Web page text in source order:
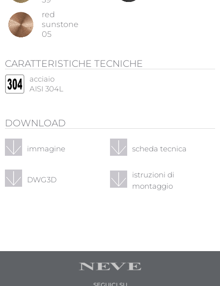
red
sunstone
05
CARATTERISTICHE TECNICHE
acciaio
AISI 304L
DOWNLOAD
immagine scheda tecnica
DWG3D
istruzioni di
montaggio